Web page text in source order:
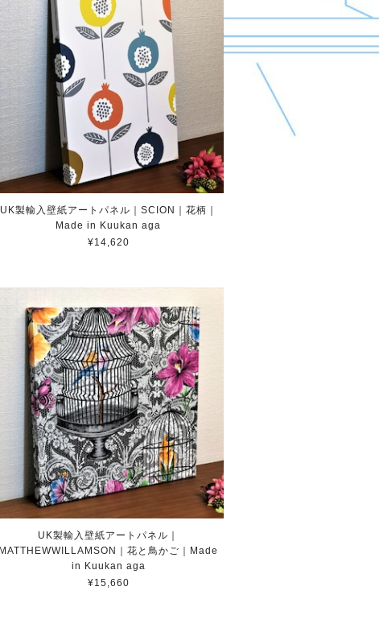
UK製輸入壁紙アートパネル｜SCION｜花柄｜
Made in Kuukan aga
¥14,620
UK製輸入壁紙アートパネル｜
MATTHEWWILLAMSON｜花と鳥かご｜Made
in Kuukan aga
¥15,660